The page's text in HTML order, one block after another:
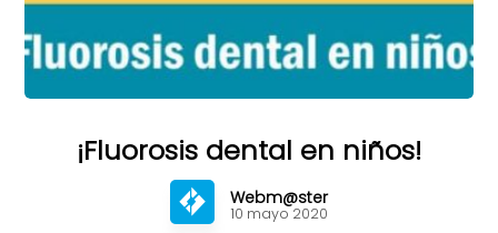
¡Fluorosis dental en niños!
Webm@ster
10 mayo 2020